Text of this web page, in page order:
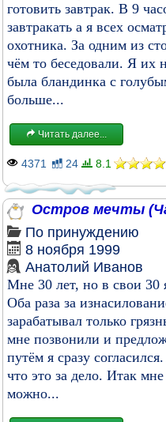
готовить завтрак. В 9
завтракать а я всех
охотника. За одним из
чём то беседовали. Я их
была бландинка с
больше...
Читать далее...
4371 24 8.1
Остров мечты
По принуждению
8 ноября 1999
Анатолий Иванов
Мне 30 лет, но в свои 30
Оба раза за
зарабатывал только
мне позвонили и
путём я сразу
что это за дело. Итак
можно...